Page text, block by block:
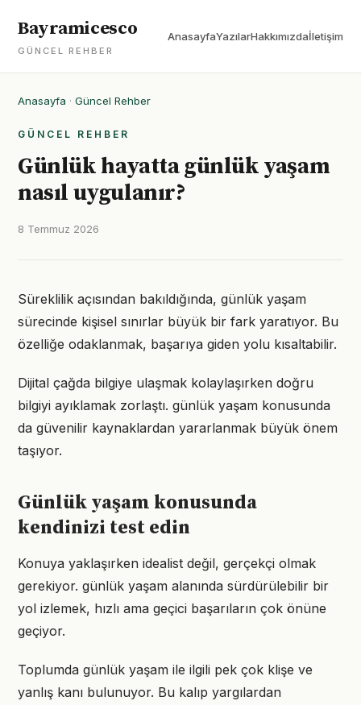
Bayramicesco
GÜNCEL REHBER
AnasayfaYazılarHakkımızdaİletişim
Anasayfa · Güncel Rehber
GÜNCEL REHBER
Günlük hayatta günlük yaşam
nasıl uygulanır?
8 Temmuz 2026
Süreklilik açısından bakıldığında, günlük yaşam
sürecinde kişisel sınırlar büyük bir fark yaratıyor. Bu
özelliğe odaklanmak, başarıya giden yolu kısaltabilir.
Dijital çağda bilgiye ulaşmak kolaylaşırken doğru
bilgiyi ayıklamak zorlaştı. günlük yaşam konusunda
da güvenilir kaynaklardan yararlanmak büyük önem
taşıyor.
Günlük yaşam konusunda
kendinizi test edin
Konuya yaklaşırken idealist değil, gerçekçi olmak
gerekiyor. günlük yaşam alanında sürdürülebilir bir
yol izlemek, hızlı ama geçici başarıların çok önüne
geçiyor.
Toplumda günlük yaşam ile ilgili pek çok klişe ve
yanlış kanı bulunuyor. Bu kalıp yargılardan